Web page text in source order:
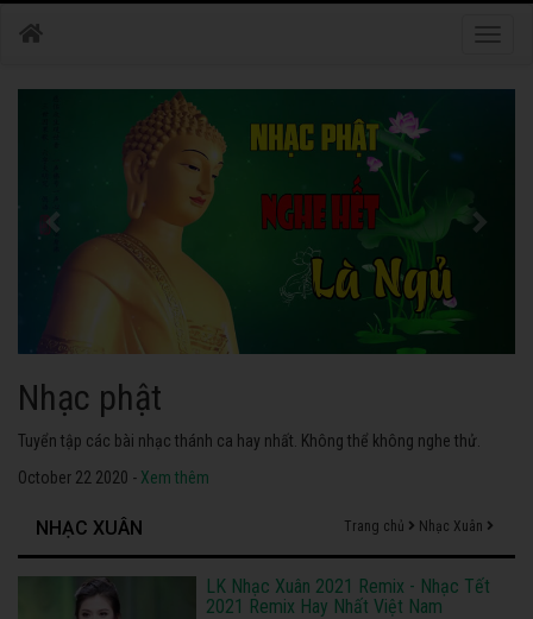
Nhạc phật
Tuyển tập các bài nhạc thánh ca hay nhất. Không thể không nghe thử.
October 22 2020 - Xem thêm
NHẠC XUÂN Trang chủ Nhạc Xuân
LK Nhạc Xuân 2021 Remix - Nhạc Tết
2021 Remix Hay Nhất Việt Nam